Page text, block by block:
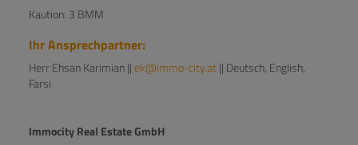
Kaution: 3 BMM
Ihr Ansprechpartner:
Herr Ehsan Karimian ||ek@immo-city.at|| Deutsch, English,
Farsi
Immocity Real Estate GmbH